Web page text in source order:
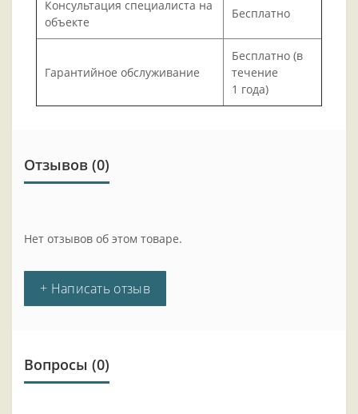
Консультация специалиста на
объекте
Бесплатно
Гарантийное обслуживание
Бесплатно (в
течение
1 года)
Отзывов (0)
Нет отзывов об этом товаре.
+ Написать отзыв
Вопросы (0)